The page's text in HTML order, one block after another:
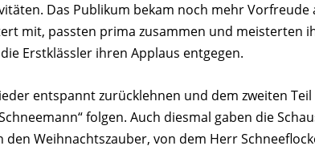
Das Publikum bekam noch mehr Vorfreude
mit, passten prima zusammen und meisterten
Erstklässler ihren Applaus entgegen.
entspannt zurücklehnen und dem zweiten
folgen. Auch diesmal gaben die
Weihnachtszauber, von dem Herr